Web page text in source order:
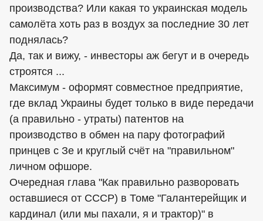
производства? Или какая то украинская модель
самолёта хоть раз в воздух за последние 30 лет
поднялась?
Да, так и вижу, - инвесторы аж бегут и в очередь
строятся ...
Максимум - оформят совместное предприятие,
где вклад Украины будет только в виде передачи
(а правильно - утраты) патентов на
производство в обмен на пару фотографий
принцев с Зе и круглый счёт на "правильном"
личном офшоре.
Очередная глава "Как правильно разворовать
оставшиеся от СССР) в Томе "Галантерейщик и
кардинал (или мы пахали, я и трактор)" в